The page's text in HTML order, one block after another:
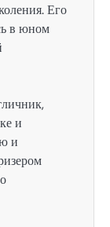
Его
в юном
и
и